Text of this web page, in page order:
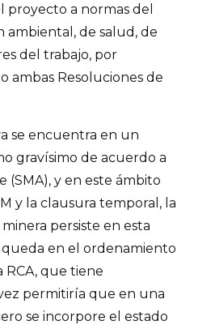
a normas del
de salud, de
del trabajo, por
ambas Resoluciones de
se encuentra en un
gravísimo de acuerdo a
(SMA), y en este ámbito
y la clausura temporal, la
persiste en esta
en el ordenamiento
RCA, que tiene
permitiría que en una
se incorpore el estado